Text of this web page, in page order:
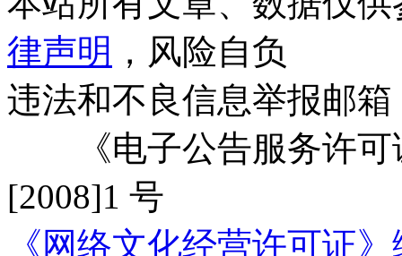
律声明 ，风险自负
违法和不良信息举报邮箱
《电子公告服务许可
[2008]1 号
《网络文化经营许可证